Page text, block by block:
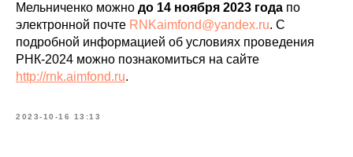
Мельниченко можно до 14 ноября 2023 года по
электронной почте RNKaimfond@yandex.ru. С
подробной информацией об условиях проведения
РНК-2024 можно познакомиться на сайте
http://rnk.aimfond.ru.
2023-10-16 13:13